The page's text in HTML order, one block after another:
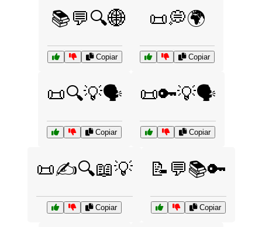
📚💬🔍🌐
Copiar
📜💭🌍
Copiar
📜🔍💡🗣️
Copiar
📜🔑💡🗣️
Copiar
📜✍️🔍📖💡
Copiar
📝💬📚🔑
Copiar